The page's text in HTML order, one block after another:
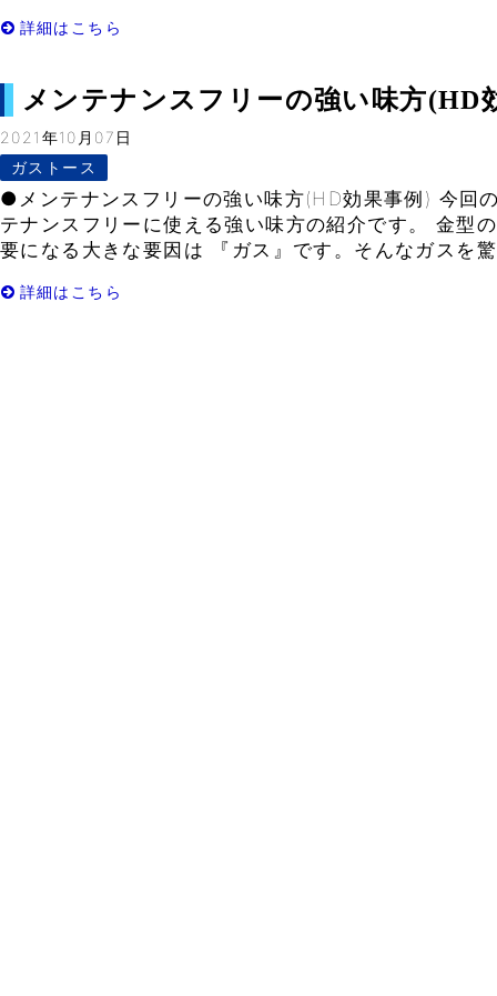
詳細はこちら
メンテナンスフリーの強い味方(HD
2021年10月07日
ガストース
●メンテナンスフリーの強い味方(HD効果事例) 今回
テナンスフリーに使える強い味方の紹介です。 金型
要になる大きな要因は 『ガス』です。そんなガスを
詳細はこちら